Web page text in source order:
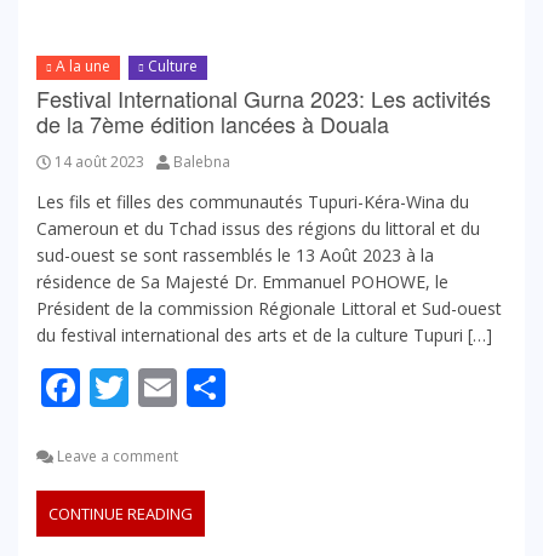
A la une Culture
Festival International Gurna 2023: Les activités
de la 7ème édition lancées à Douala
14 août 2023 Balebna
Les fils et filles des communautés Tupuri-Kéra-Wina du
Cameroun et du Tchad issus des régions du littoral et du
sud-ouest se sont rassemblés le 13 Août 2023 à la
résidence de Sa Majesté Dr. Emmanuel POHOWE, le
Président de la commission Régionale Littoral et Sud-ouest
du festival international des arts et de la culture Tupuri […]
Facebook
Twitter
Email
Leave a comment
CONTINUE READING